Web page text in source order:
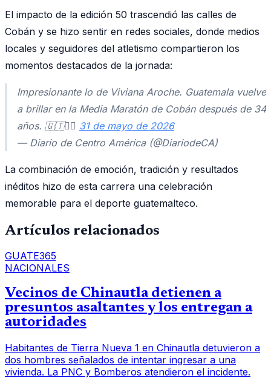
El impacto de la edición 50 trascendió las calles de
Cobán y se hizo sentir en redes sociales, donde medios
locales y seguidores del atletismo compartieron los
momentos destacados de la jornada:
Impresionante lo de Viviana Aroche. Guatemala vuelve
a brillar en la Media Maratón de Cobán después de 34
años. 🇬🇹🏃‍♀️ 31 de mayo de 2026
— Diario de Centro América (@DiariodeCA)
La combinación de emoción, tradición y resultados
inéditos hizo de esta carrera una celebración
memorable para el deporte guatemalteco.
Artículos relacionados
GUATE365
NACIONALES
Vecinos de Chinautla detienen a
presuntos asaltantes y los entregan a
autoridades
Habitantes de Tierra Nueva 1 en Chinautla detuvieron a
dos hombres señalados de intentar ingresar a una
vivienda. La PNC y Bomberos atendieron el incidente.